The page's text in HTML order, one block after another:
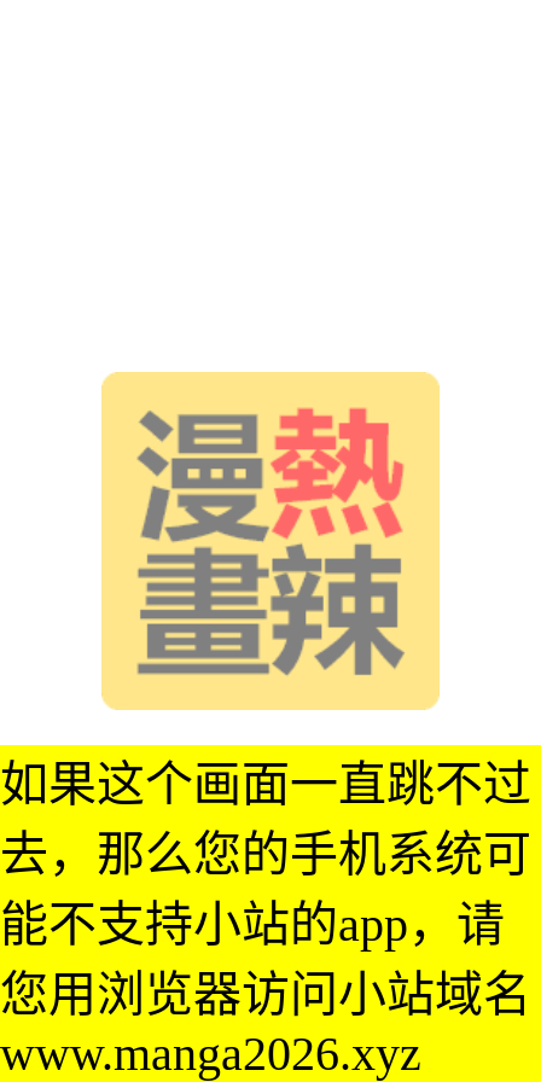
如果这个画面一直跳不过
去，那么您的手机系统可
能不支持小站的app，请
您用浏览器访问小站域名
www.manga2026.xyz